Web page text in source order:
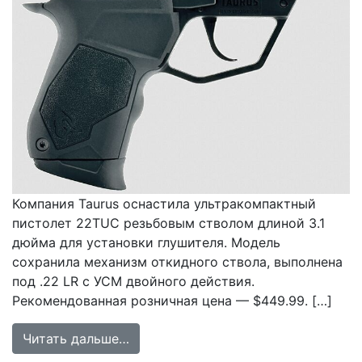
Компания Taurus оснастила ультракомпактный
пистолет 22TUC резьбовым стволом длиной 3.1
дюйма для установки глушителя. Модель
сохранила механизм откидного ствола, выполнена
под .22 LR с УСМ двойного действия.
Рекомендованная розничная цена — $449.99. […]
Читать дальше…